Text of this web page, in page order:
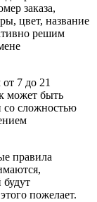
заказа,
цвет, название
решим
7 до 21
может быть
со сложностью
правила
пожелает.